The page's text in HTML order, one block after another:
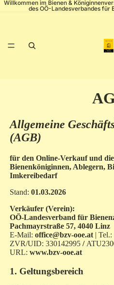
Willkommen im Bienen &
des OÖ-Landesverbandes für
Allgemeine
(AGB)
für den Online-Verkauf und
Bienenköniginnen, Ablegern,
Imkereibedarf
Stand: 01.03.2026
Verkäufer (Verein):
OÖ-Landesverband für
Pachmayrstraße 57, 4040 Linz
E-Mail: office@bzv-ooe.at | Tel.:
ZVR/UID: 330142995 /
URL: www.bzv-ooe.at
1. Geltungsbereich